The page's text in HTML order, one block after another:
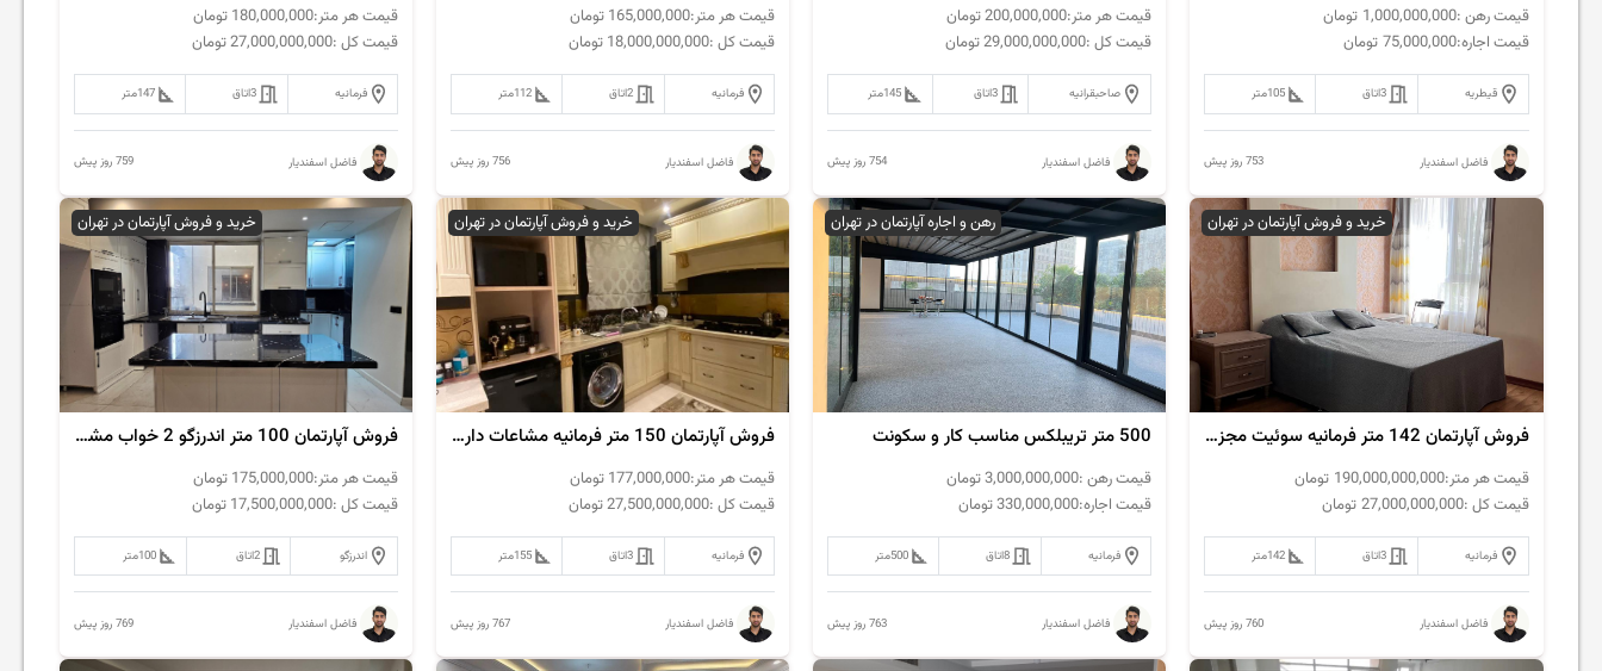
قیمت رهن :1,000,000,000 تومان
قیمت اجاره:75,000,000 تومان
قیطریه 3اتاق 105متر
فاضل اسفندیار 753 روز پیش
قیمت هر متر:200,000,000تومان
قیمت کل :29,000,000,000تومان
صاحبقرانیه 3اتاق 145متر
فاضل اسفندیار 754 روز پیش
قیمت هر متر:165,000,000 تومان
قیمت کل :18,000,000,000 تومان
فرمانیه 2اتاق 112متر
فاضل اسفندیار 756 روز پیش
قیمت هر متر:180,000,000 تومان
قیمت کل :27,000,000,000تومان
فرمانیه 3اتاق 147متر
فاضل اسفندیار 759 روز پیش
خرید و فروش آپارتمان در تهران
فروش آپارتمان 142 متر فرمانیه سوئیت مجزا مشاعات دار
قیمت هر متر:190,000,000,000 تومان
قیمت کل :27,000,000,000 تومان
فرمانیه 3اتاق 142متر
فاضل اسفندیار 760 روز پیش
رهن و اجاره آپارتمان در تهران
500 متر تریبلکس مناسب کار و سکونت
قیمت رهن :3,000,000,000تومان
قیمت اجاره:330,000,000تومان
فرمانیه 8اتاق 500متر
فاضل اسفندیار 763 روز پیش
خرید و فروش آپارتمان در تهران
فروش آپارتمان 150 متر فرمانیه مشاعات دار 3 پارکینگ
قیمت هر متر:177,000,000 تومان
قیمت کل :27,500,000,000تومان
فرمانیه 3اتاق 155متر
فاضل اسفندیار 767 روز پیش
خرید و فروش آپارتمان در تهران
فروش آپارتمان 100 متر اندرزگو 2 خواب مشاعات دار
قیمت هر متر:175,000,000 تومان
قیمت کل :17,500,000,000 تومان
اندرزگو 2اتاق 100متر
فاضل اسفندیار 769 روز پیش